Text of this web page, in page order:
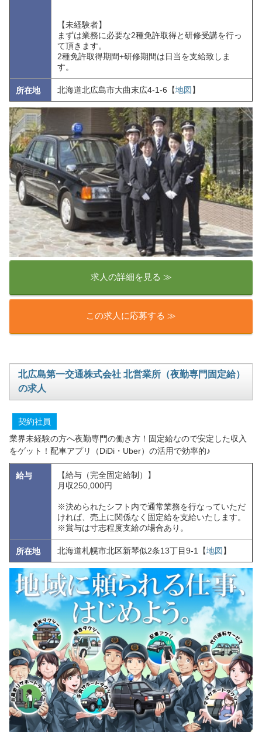
【未経験者】
まずは業務に必要な2種免許取得と研修受講を行っ
て頂きます。
2種免許取得期間+研修期間は日当を支給致しま
す。
所在地 北海道北広島市大曲末広4-1-6【地図 】
求人の詳細を見る ≫
この求人に応募する ≫
北広島第一交通株式会社 北営業所（夜勤専門固定給）
の求人
契約社員
業界未経験の方へ夜勤専門の働き方！固定給なので安定した収入
をゲット！配車アプリ（DiDi・Uber）の活用で効率的♪
給与
【給与（完全固定給制）】
月収250,000円
※決められたシフト内で通常業務を行なっていただ
ければ、売上に関係なく固定給を支給いたします。
※賞与は寸志程度支給の場合あり。
所在地 北海道札幌市北区新琴似2条13丁目9-1【地図 】